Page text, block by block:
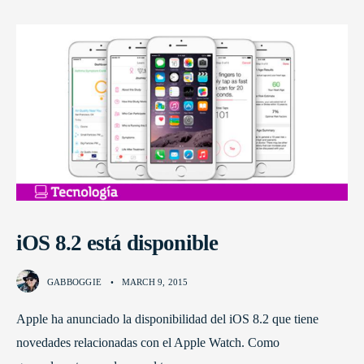
iOS 8.2 está disponible
GABBOGGIE • MARCH 9, 2015
Apple ha anunciado la disponibilidad del iOS 8.2 que tiene
novedades relacionadas con el Apple Watch. Como